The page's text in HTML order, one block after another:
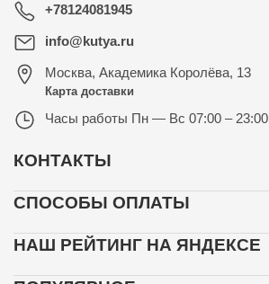
+78124081945
info@kutya.ru
Москва, Академика Королёва, 13
Карта доставки
Часы работы Пн — Вс 07:00 – 23:00
КОНТАКТЫ
СПОСОБЫ ОПЛАТЫ
НАШ РЕЙТИНГ НА ЯНДЕКСЕ